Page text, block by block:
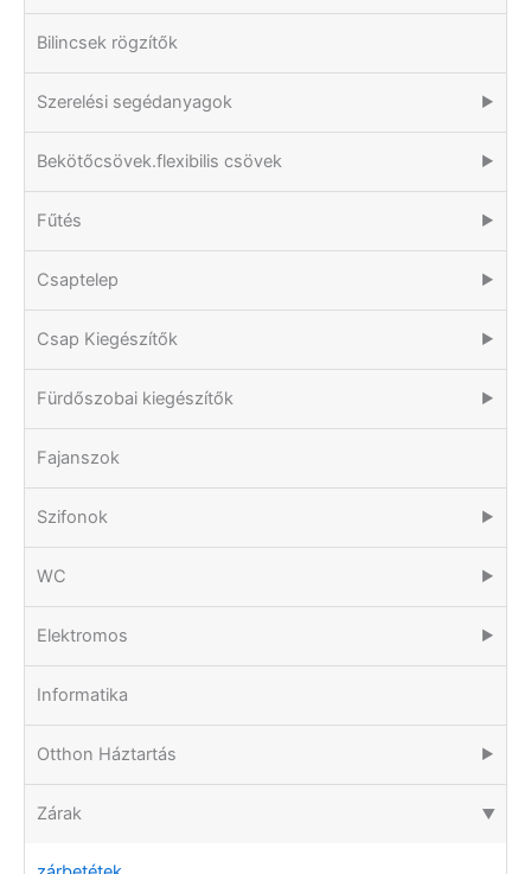
Bilincsek rögzítők
Szerelési segédanyagok ▶
Bekötőcsövek.flexibilis csövek ▶
Fűtés ▶
Csaptelep ▶
Csap Kiegészítők ▶
Fürdőszobai kiegészítők ▶
Fajanszok
Szifonok ▶
WC ▶
Elektromos ▶
Informatika
Otthon Háztartás ▶
Zárak ▶